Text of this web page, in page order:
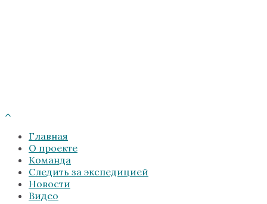
Главная
О проекте
Команда
Следить за экспедицией
Новости
Видео